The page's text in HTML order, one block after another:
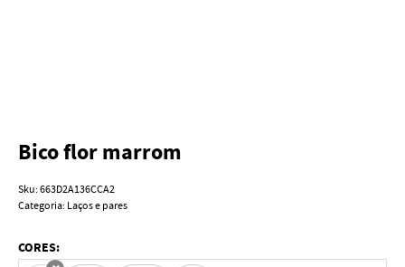
Bico flor marrom
Sku:663D2A136CCA2
Categoria: Laços e pares
CORES: